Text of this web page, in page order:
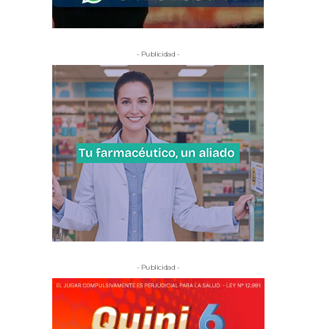
- Publicidad -
- Publicidad -